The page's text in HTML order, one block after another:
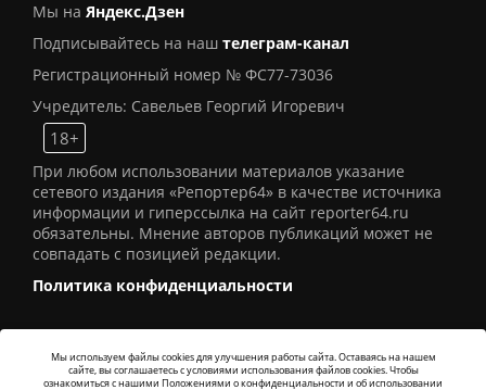
Мы на Яндекс.Дзен
Подписывайтесь на наш телеграм-канал
Регистрационный номер № ФС77-73036
Учредитель: Савельев Георгий Игоревич
18+
При любом использовании материалов указание
сетевого издания «Репортер64» в качестве источника
информации и гиперссылка на сайт reporter64.ru
обязательны. Мнение авторов публикаций может не
совпадать с позицией редакции.
Политика конфиденциальности
© 2016СИ «Репортер64». Все права защищены -
Мы используем файлы cookies для улучшения работы сайта. Оставаясь на нашем
сайте, вы соглашаетесь с условиями использования файлов cookies. Чтобы
ознакомиться с нашими Положениями о конфиденциальности и об использовании